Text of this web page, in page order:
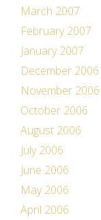
March 2007
February 2007
January 2007
December 2006
November 2006
October 2006
August 2006
July 2006
June 2006
May 2006
April 2006